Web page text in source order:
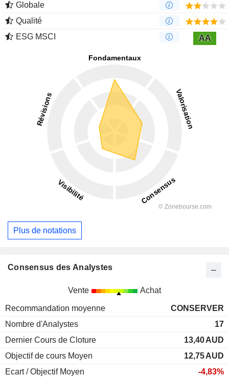
Globale
Qualité
ESG MSCI
AA
Plus de notations
Consensus des Analystes
Vente Achat
Recommandation moyenne
CONSERVER
Nombre d'Analystes
17
Dernier Cours de Cloture
13,40AUD
Objectif de cours Moyen
12,75AUD
Ecart / Objectif Moyen
-4,83%